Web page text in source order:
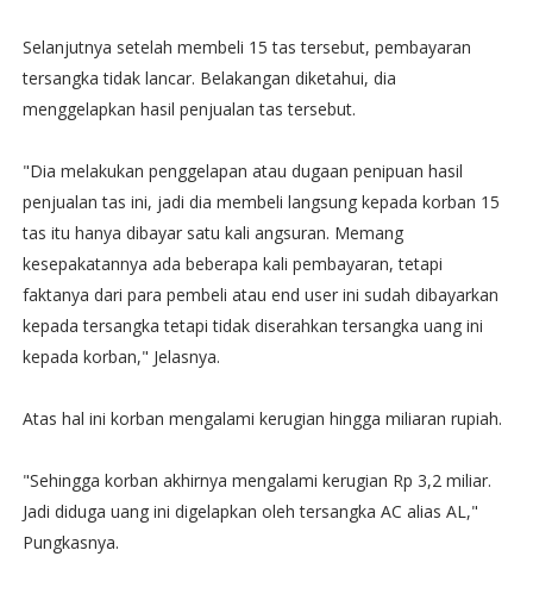
Selanjutnya setelah membeli 15 tas tersebut, pembayaran
tersangka tidak lancar. Belakangan diketahui, dia
menggelapkan hasil penjualan tas tersebut.
"Dia melakukan penggelapan atau dugaan penipuan hasil
penjualan tas ini, jadi dia membeli langsung kepada korban 15
tas itu hanya dibayar satu kali angsuran. Memang
kesepakatannya ada beberapa kali pembayaran, tetapi
faktanya dari para pembeli atau end user ini sudah dibayarkan
kepada tersangka tetapi tidak diserahkan tersangka uang ini
kepada korban," Jelasnya.
Atas hal ini korban mengalami kerugian hingga miliaran rupiah.
"Sehingga korban akhirnya mengalami kerugian Rp 3,2 miliar.
Jadi diduga uang ini digelapkan oleh tersangka AC alias AL,"
Pungkasnya.